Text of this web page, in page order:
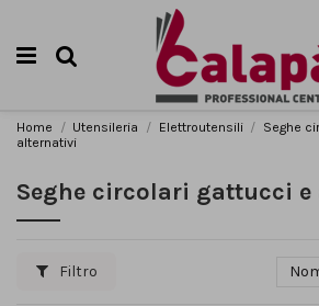
Home Utensileria Elettroutensili
Seghe
alternativi
Seghe circolari gattucci
Filtro